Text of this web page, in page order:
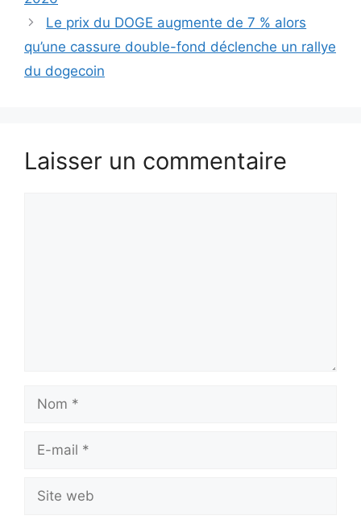
Le prix du DOGE augmente de 7 % alors
qu’une cassure double-fond déclenche un rallye
du dogecoin
Laisser un commentaire
Nom
Site
web